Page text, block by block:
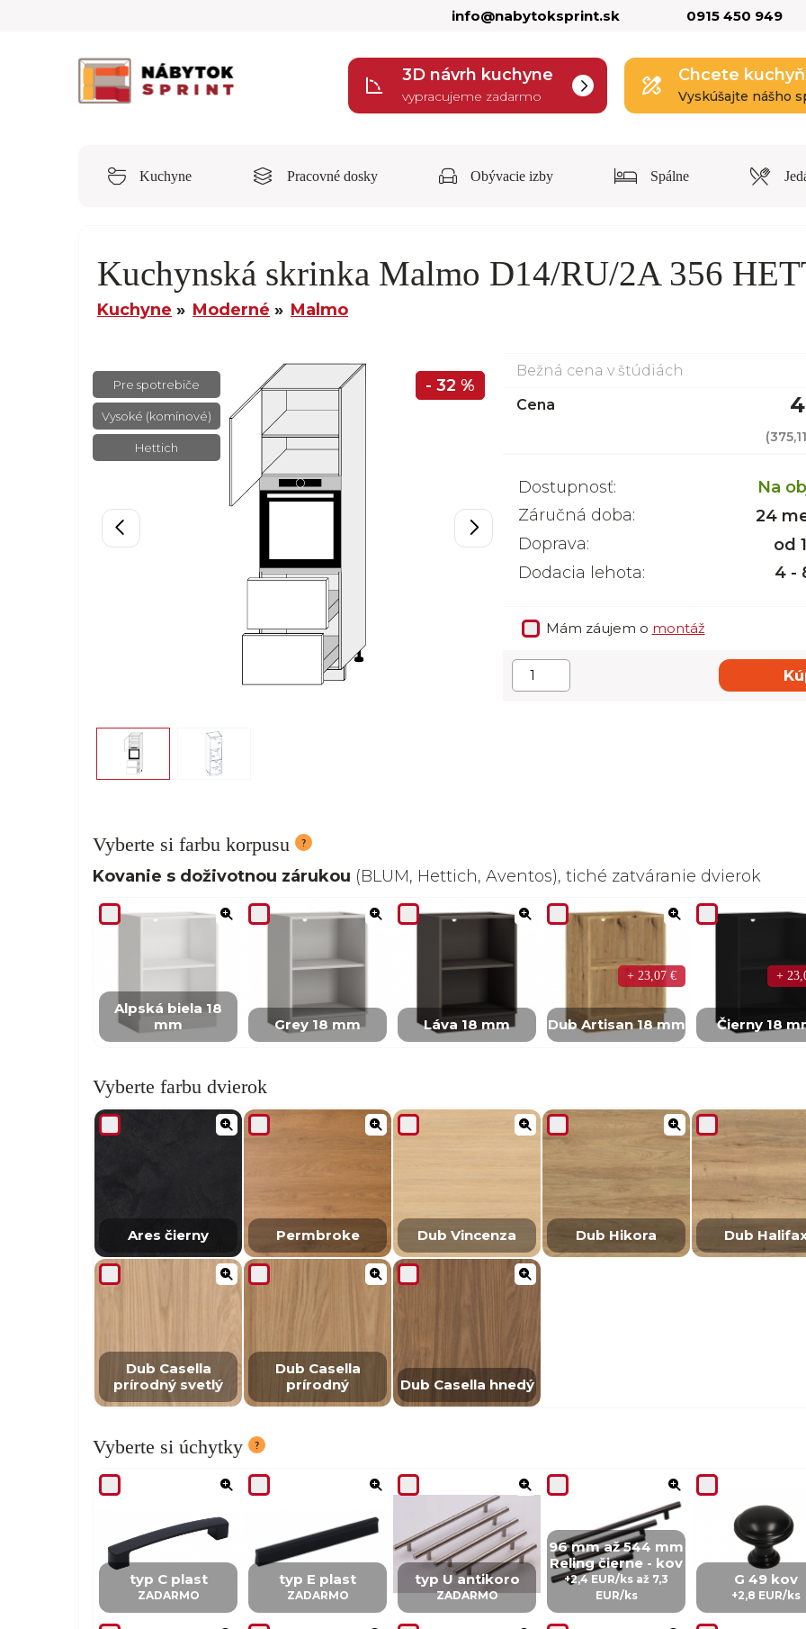
info@nabytoksprint.sk 0915 450 949
3D návrh kuchyne
vypracujeme zadarmo
Chcete
Vyskúšajte nášho
Kuchyne Pracovné dosky Obývacie izby Spálne
Kuchynská skrinka Malmo D14/RU/2A 356
Kuchyne Moderné Malmo
Pre spotrebiče
Vysoké (komínové)
Hettich
- 32 %
Bežná cena v štúdiách
Cena
(
Dostupnosť:
Na
Záručná doba:
24
Doprava:
od
Dodacia lehota:
4 -
Mám záujem o montáž
Vyberte si farbu korpusu
Kovanie s doživotnou zárukou (BLUM, Hettich, Aventos), tiché zatváranie dvierok
Alpská biela 18
mm
Grey 18 mm Láva 18 mm Dub Artisan 18 mm
+ 23,07 €
Čierny 18
+
Vyberte farbu dvierok
Ares čierny Permbroke Dub Vincenza Dub Hikora Dub
Dub Casella
prírodný svetlý
Dub Casella
prírodný
Dub Casella hnedý
Vyberte si úchytky
typ C plast
ZADARMO
typ E plast
ZADARMO
typ U antikoro
ZADARMO
96 mm až 544 mm
Reling čierne - kov
+2,4 EUR/ks až 7,3
EUR/ks
G 49 kov
+2,8 EUR/ks